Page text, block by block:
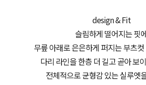
design & Fit
슬림하게 떨어지는 핏
무릎 아래로 은은하게 퍼지는 부츠
다리 라인을 한층 더 길고 곧아 보
전체적으로 균형감 있는 실루엣